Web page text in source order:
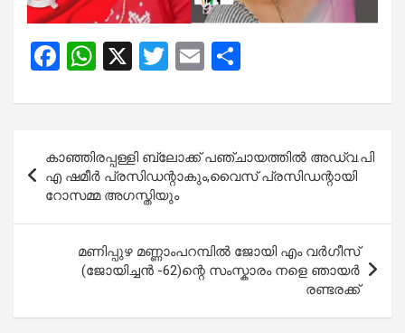
F
ce
o
o
k
W
at
A
p
p
X
T
tt
E
ail ar
navigation
കാഞ്ഞിരപ്പള്ളി ബ്ലോക്ക് പഞ്ചായത്തിൽ അഡ്വ.പി
എ ഷമീർ പ്രസിഡന്റാകും,വൈസ് പ്രസിഡന്റായി
റോസമ്മ അഗസ്തിയും
മണിപ്പുഴ മണ്ണാംപറമ്പിൽ ജോയി എം വർഗീസ്
(ജോയിച്ചൻ -62)ന്റെ സംസ്കാരം നളെ ഞായർ
രണ്ടരക്ക്